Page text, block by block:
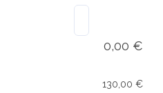
0,00 €
130,00€